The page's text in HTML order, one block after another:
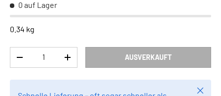
0 auf Lager
0.34 kg
MENGE VERRINGERNMENGE ERHÖHEN AUSVERKAUFT